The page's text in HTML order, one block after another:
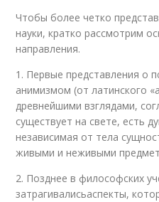
Чтобы более четко
науки, кратко рассмотрим
направления.
1. Первые представления о
анимизмом (от латинского
древнейшими взглядами,
существует на свете, есть
независимая от тела
живыми и неживыми
2. Позднее в философских
затрагивалисьаспекты,